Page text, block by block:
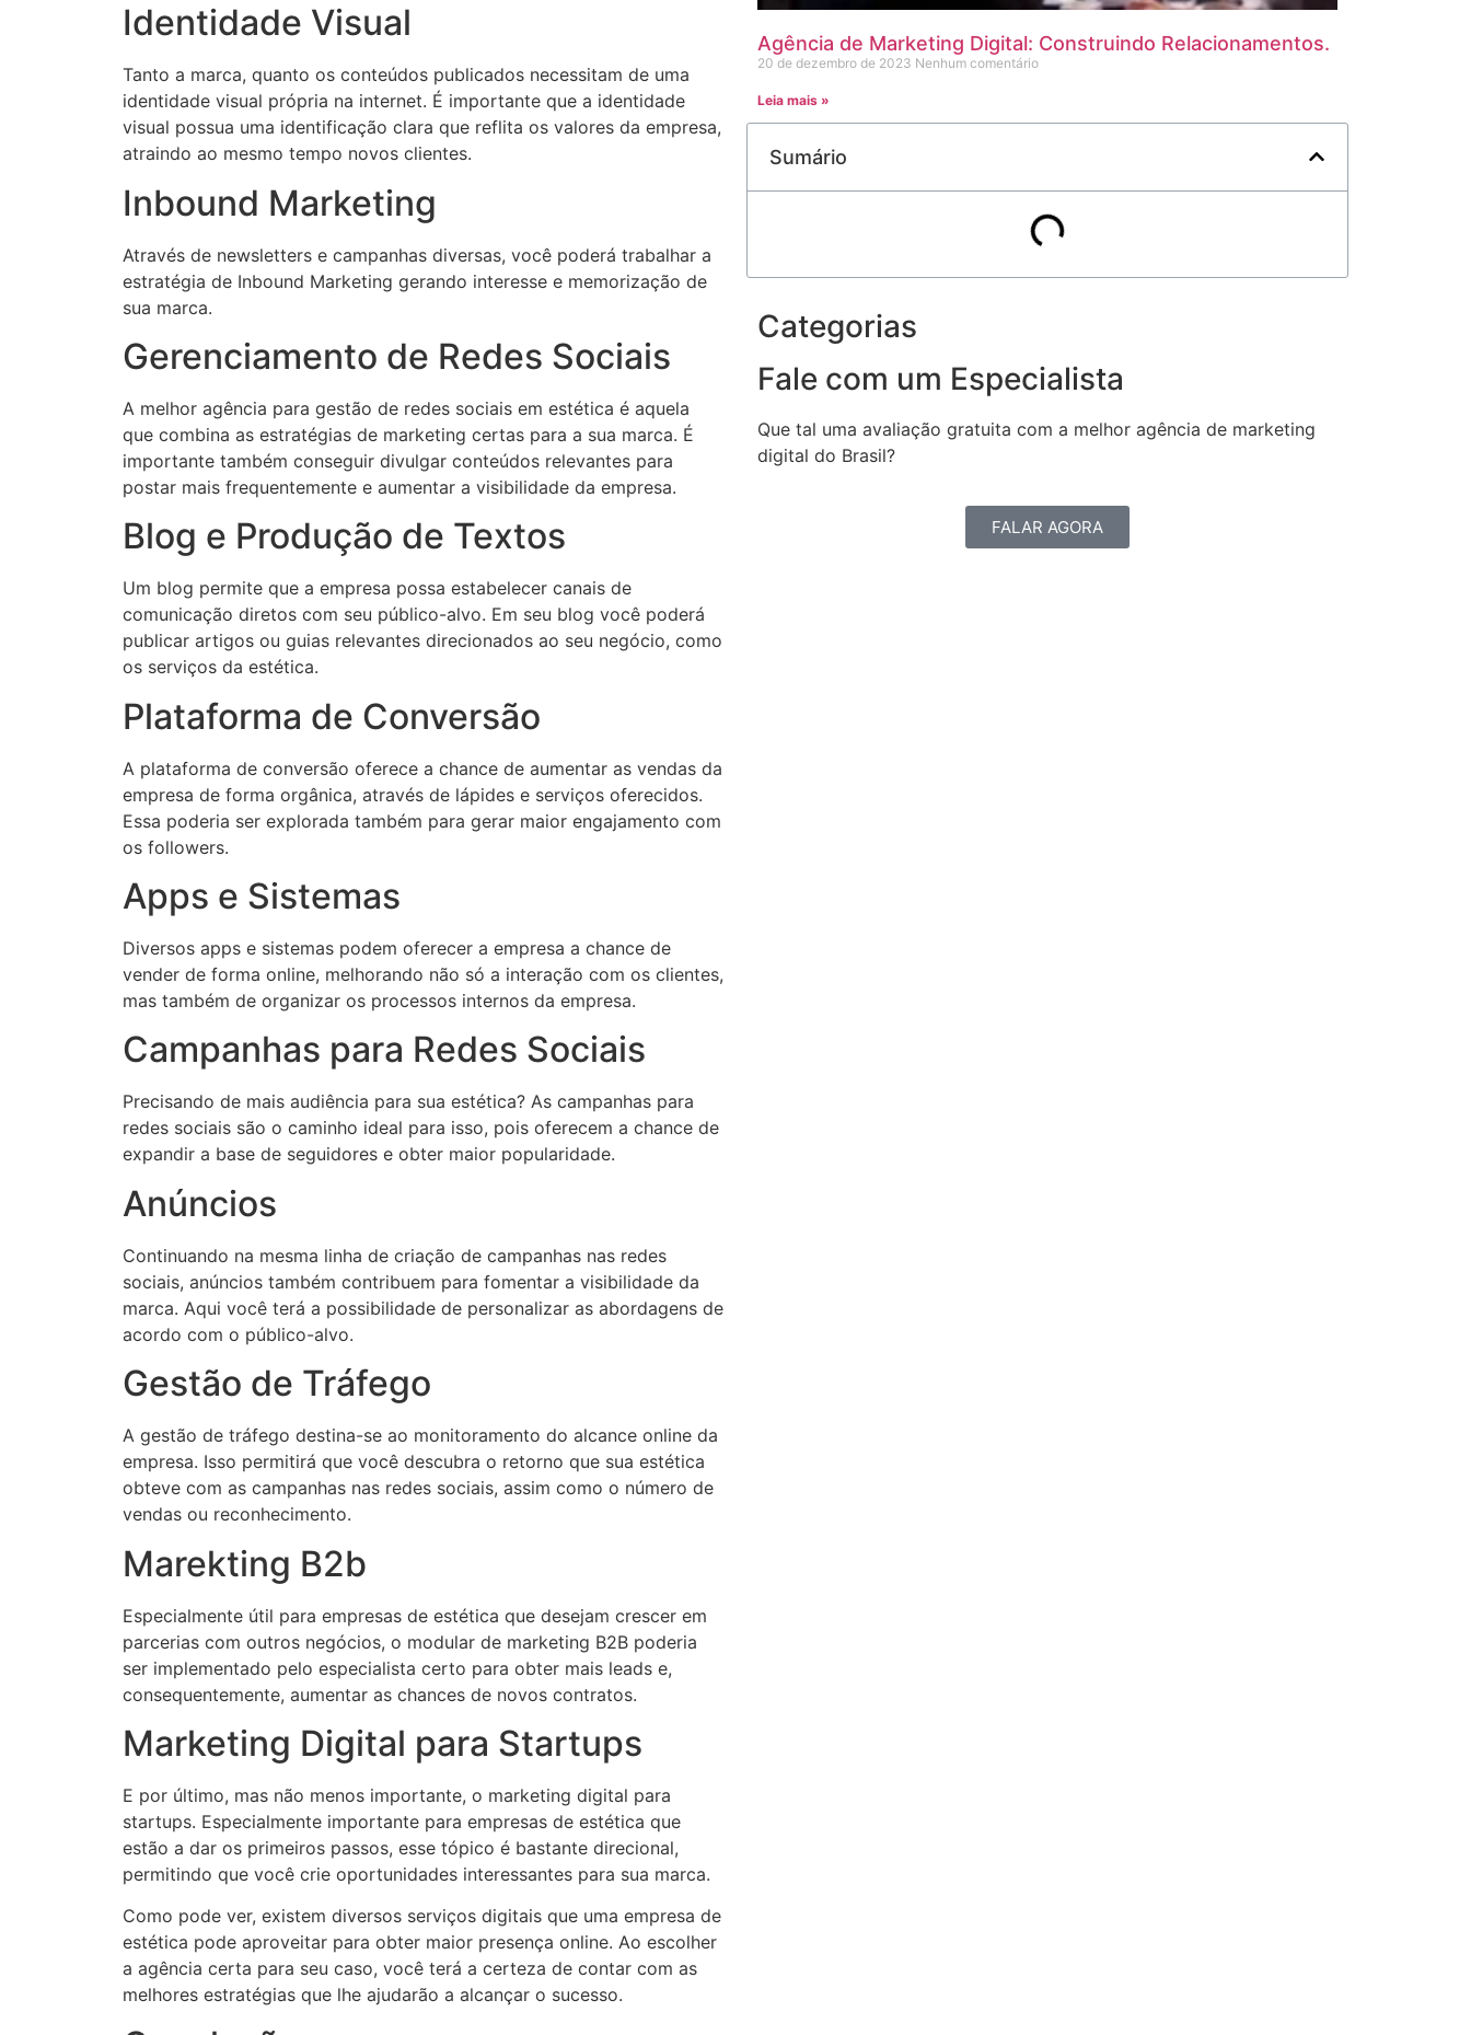
Identidade Visual
Tanto a marca, quanto os conteúdos publicados necessitam de uma
identidade visual própria na internet. É importante que a identidade
visual possua uma identificação clara que reflita os valores da empresa,
atraindo ao mesmo tempo novos clientes.
Inbound Marketing
Através de newsletters e campanhas diversas, você poderá trabalhar a
estratégia de Inbound Marketing gerando interesse e memorização de
sua marca.
Gerenciamento de Redes Sociais
A melhor agência para gestão de redes sociais em estética é aquela
que combina as estratégias de marketing certas para a sua marca. É
importante também conseguir divulgar conteúdos relevantes para
postar mais frequentemente e aumentar a visibilidade da empresa.
Blog e Produção de Textos
Um blog permite que a empresa possa estabelecer canais de
comunicação diretos com seu público-alvo. Em seu blog você poderá
publicar artigos ou guias relevantes direcionados ao seu negócio, como
os serviços da estética.
Plataforma de Conversão
A plataforma de conversão oferece a chance de aumentar as vendas da
empresa de forma orgânica, através de lápides e serviços oferecidos.
Essa poderia ser explorada também para gerar maior engajamento com
os followers.
Apps e Sistemas
Diversos apps e sistemas podem oferecer a empresa a chance de
vender de forma online, melhorando não só a interação com os clientes,
mas também de organizar os processos internos da empresa.
Campanhas para Redes Sociais
Precisando de mais audiência para sua estética? As campanhas para
redes sociais são o caminho ideal para isso, pois oferecem a chance de
expandir a base de seguidores e obter maior popularidade.
Anúncios
Continuando na mesma linha de criação de campanhas nas redes
sociais, anúncios também contribuem para fomentar a visibilidade da
marca. Aqui você terá a possibilidade de personalizar as abordagens de
acordo com o público-alvo.
Gestão de Tráfego
A gestão de tráfego destina-se ao monitoramento do alcance online da
empresa. Isso permitirá que você descubra o retorno que sua estética
obteve com as campanhas nas redes sociais, assim como o número de
vendas ou reconhecimento.
Marekting B2b
Especialmente útil para empresas de estética que desejam crescer em
parcerias com outros negócios, o modular de marketing B2B poderia
ser implementado pelo especialista certo para obter mais leads e,
consequentemente, aumentar as chances de novos contratos.
Marketing Digital para Startups
E por último, mas não menos importante, o marketing digital para
startups. Especialmente importante para empresas de estética que
estão a dar os primeiros passos, esse tópico é bastante direcional,
permitindo que você crie oportunidades interessantes para sua marca.
Como pode ver, existem diversos serviços digitais que uma empresa de
estética pode aproveitar para obter maior presença online. Ao escolher
a agência certa para seu caso, você terá a certeza de contar com as
melhores estratégias que lhe ajudarão a alcançar o sucesso.
Agência de Marketing Digital: Construindo Relacionamentos.
20 de dezembro de 2023 Nenhum comentário
Leia mais »
Sumário
Categorias
Fale com um Especialista
Que tal uma avaliação gratuita com a melhor agência de marketing
digital do Brasil?
FALAR AGORA